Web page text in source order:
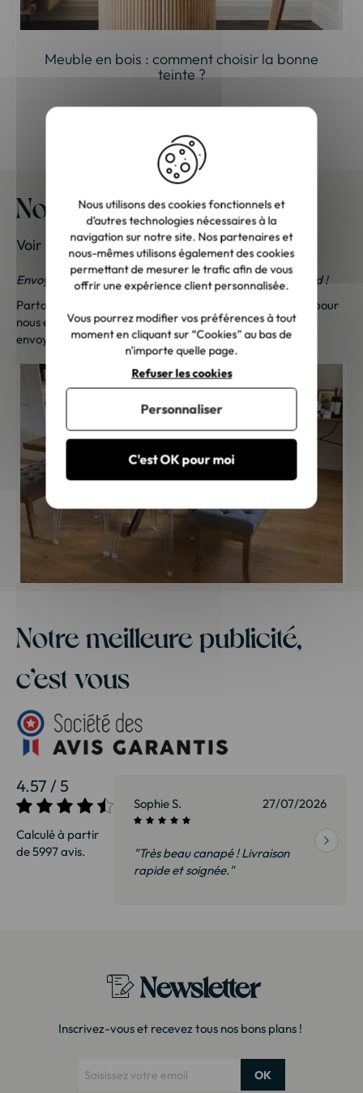
Meuble en bois : comment choisir la bonne
teinte ?
Nos meubles chez vous
Voir les photos de nos clients
Envoyez-nous vos photos ; une petite surprise vous attend !
Partagez vos photos et recevez une surprise !
pour
nous envoyer vos photos. Une petite attention vous sera
envoyée sous 48h à 72h ouvrées. Merci de votre fidélité !
Notre meilleure publicité,
c’est vous
4.57 / 5
Calculé à partir
de 5997 avis.
27/07/2026 Sophie S. 27/07/2026
"Très beau canapé ! Livraison
rapide et soignée."
Newsletter
Inscrivez-vous et recevez tous nos bons plans !
OK
Nous utilisons des cookies fonctionnels et
d’autres technologies nécessaires à la
navigation sur notre site. Nos partenaires et
nous-mêmes utilisons également des cookies
permettant de mesurer le trafic afin de vous
offrir une expérience client personnalisée.
Vous pourrez modifier vos préférences à tout
moment en cliquant sur “Cookies” au bas de
n'importe quelle page.
C'est OK pour moi
Refuser les cookies
Personnaliser